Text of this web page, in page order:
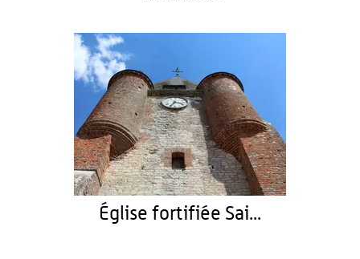
Église fortifiée Sai...